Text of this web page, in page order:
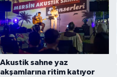
Akustik sahne yaz
akşamlarına ritim katıyor